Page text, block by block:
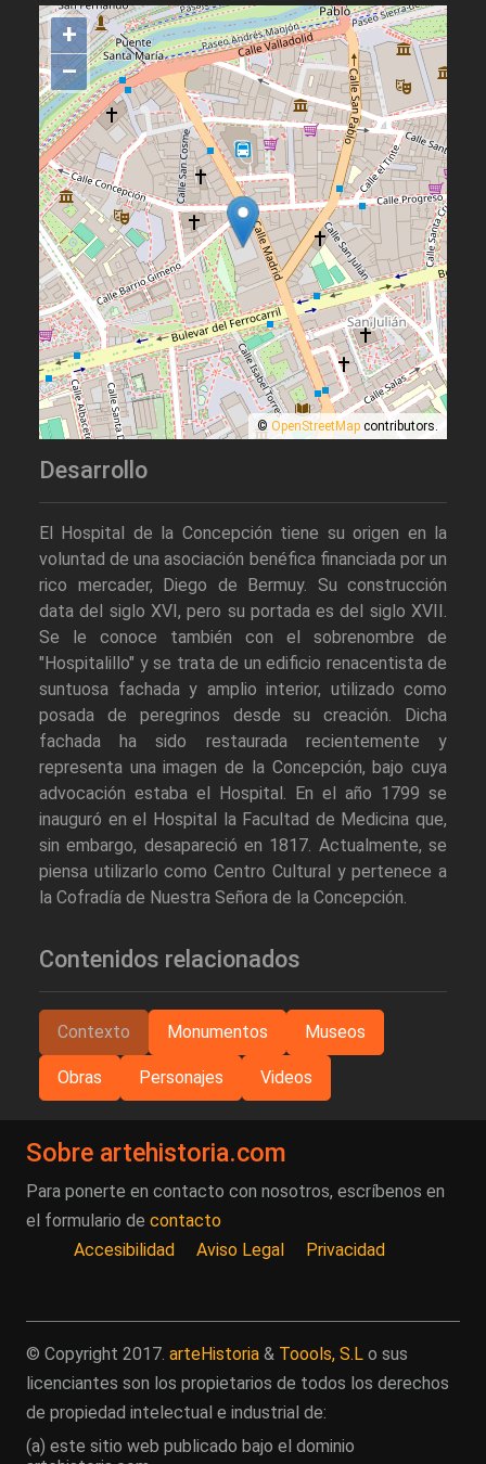
+
–
© OpenStreetMap contributors.
Desarrollo
El Hospital de la Concepción tiene su origen en la
voluntad de una asociación benéfica financiada por un
rico mercader, Diego de Bermuy. Su construcción
data del siglo XVI, pero su portada es del siglo XVII.
Se le conoce también con el sobrenombre de
"Hospitalillo" y se trata de un edificio renacentista de
suntuosa fachada y amplio interior, utilizado como
posada de peregrinos desde su creación. Dicha
fachada ha sido restaurada recientemente y
representa una imagen de la Concepción, bajo cuya
advocación estaba el Hospital. En el año 1799 se
inauguró en el Hospital la Facultad de Medicina que,
sin embargo, desapareció en 1817. Actualmente, se
piensa utilizarlo como Centro Cultural y pertenece a
la Cofradía de Nuestra Señora de la Concepción.
Contenidos relacionados
Contexto Monumentos Museos
Obras Personajes Videos
Sobre artehistoria.com
Para ponerte en contacto con nosotros, escríbenos en
el formulario de contacto
Accesibilidad
Aviso Legal Privacidad
© Copyright 2017. arteHistoria & Toools, S.L o sus
licenciantes son los propietarios de todos los derechos
de propiedad intelectual e industrial de:
(a) este sitio web publicado bajo el dominio